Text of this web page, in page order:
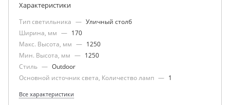
Характеристики
Тип светильника — Уличный столб
Ширина, мм — 170
Макс. Высота, мм — 1250
Мин. Высота, мм — 1250
Стиль — Outdoor
Основной источник света, Количество ламп — 1
Все характеристики